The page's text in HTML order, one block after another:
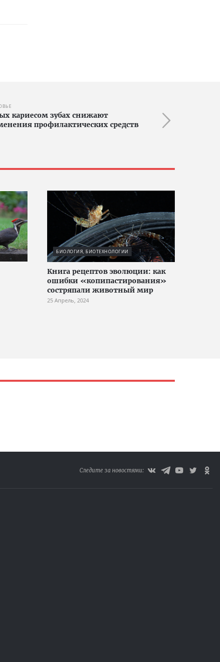
кариесом зубах снижают
профилактических средств
БИОЛОГИЯ, БИОТЕХНОЛОГИИ
Книга рецептов эволюции: как
ошибки «копипастирования»
состряпали животный мир
25 Апрель, 2024
Следите за новостями: